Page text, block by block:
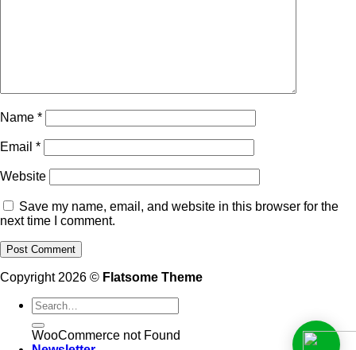
Name *
Email *
Website
Save my name, email, and website in this browser for the
next time I comment.
Copyright 2026 © Flatsome Theme
WooCommerce not Found